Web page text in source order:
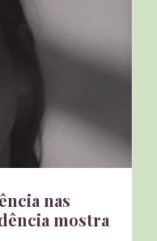
nas
mostra